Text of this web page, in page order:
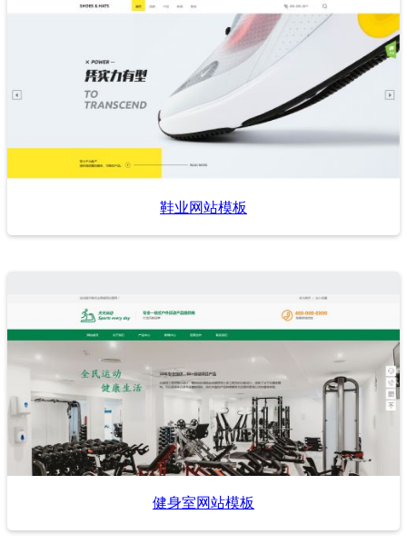
鞋业网站模板
健身室网站模板